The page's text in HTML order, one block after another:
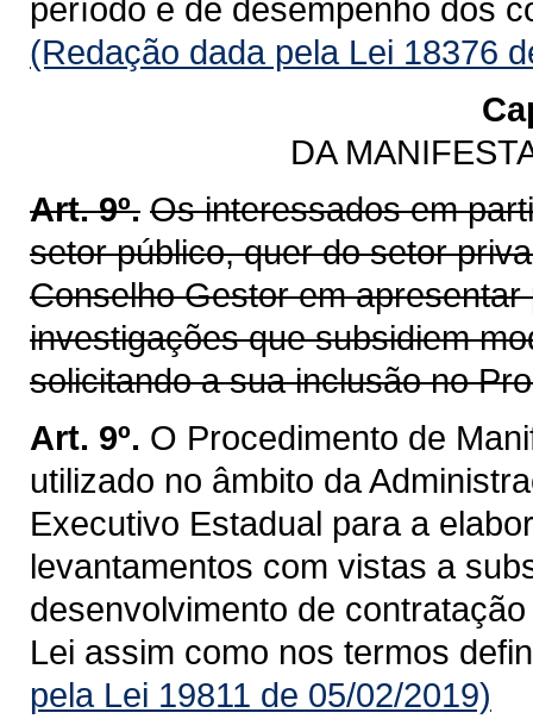
período e de desempenho dos
(Redação dada pela Lei 18376
DA
Art. 9º. Os interessados em
setor público, quer do setor
Conselho Gestor em
investigações que subsidiem
solicitando a sua inclusão no
Art. 9º. O Procedimento de
utilizado no âmbito da
Executivo Estadual para a
levantamentos com vistas a
desenvolvimento de
Lei assim como nos termos
pela Lei 19811 de 05/02/2019)